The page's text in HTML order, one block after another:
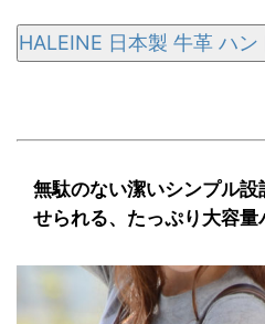
HALEINE 日本製 牛革 ハ
無駄のない潔いシンプル
せられる、たっぷり大容量